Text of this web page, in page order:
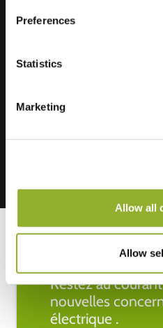
Preferences
Statistics
Marketing
Allow all
Allow
Restez au
nouvelles
électrique .